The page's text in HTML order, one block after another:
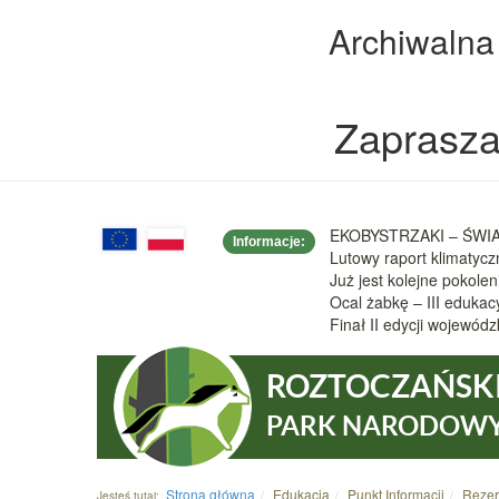
Informacje:
EKOBYSTRZAKI –
Lutowy raport
Już jest kolejne
Ocal żabkę – III
Finał II edycji
PARK
Jesteś tutaj: Strona główna Edukacja Punkt Informacji